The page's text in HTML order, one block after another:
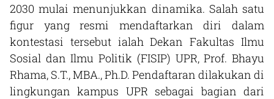
2030 mulai menunjukkan dinamika. Salah satu
figur yang resmi mendaftarkan diri dalam
kontestasi tersebut ialah Dekan Fakultas Ilmu
Sosial dan Ilmu Politik (FISIP) UPR, Prof. Bhayu
Rhama, S.T., MBA., Ph.D. Pendaftaran dilakukan di
lingkungan kampus UPR sebagai bagian dari